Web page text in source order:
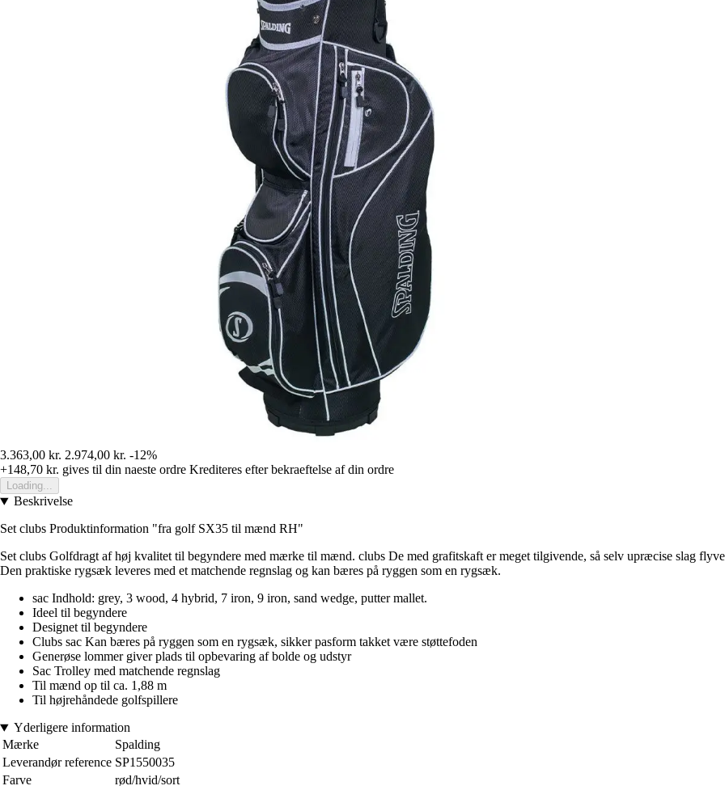
3.363,00 kr. 2.974,00 kr. -12%
+148,70 kr. gives til din naeste ordre Krediteres efter bekraeftelse af din ordre
Loading...
Beskrivelse
Set clubs Produktinformation "fra golf SX35 til mænd RH"
Set clubs Golfdragt af høj kvalitet til begyndere med mærke til mænd. clubs De med grafitskaft er meget tilgivende, så selv upræcise slag
Den praktiske rygsæk leveres med et matchende regnslag og kan bæres på ryggen som en rygsæk.
sac Indhold: grey, 3 wood, 4 hybrid, 7 iron, 9 iron, sand wedge, putter mallet.
Ideel til begyndere
Designet til begyndere
Clubs sac Kan bæres på ryggen som en rygsæk, sikker pasform takket være støttefoden
Generøse lommer giver plads til opbevaring af bolde og udstyr
Sac Trolley med matchende regnslag
Til mænd op til ca. 1,88 m
Til højrehåndede golfspillere
Yderligere information
Mærke
Spalding
Leverandør reference SP1550035
Farve
rød/hvid/sort